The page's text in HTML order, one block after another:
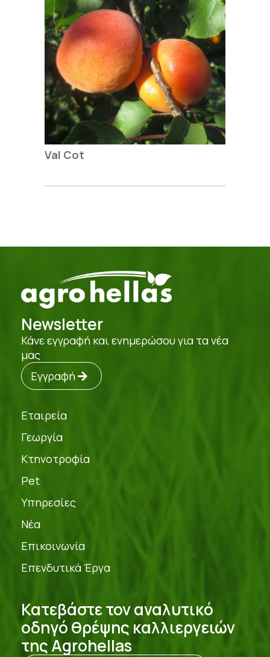
Val Cot
Newsletter
Κάνε εγγραφή και ενημερώσου για τα νέα
μας
Εγγραφή
Εταιρεία
Γεωργία
Κτηνοτροφία
Pet
Υπηρεσίες
Νέα
Επικοινωνία
Επενδυτικά Έργα
Κατεβάστε τον αναλυτικό
οδηγό θρέψης καλλιεργειών
της Agrohellas